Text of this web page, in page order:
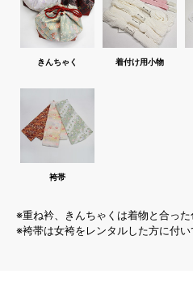
きんちゃく 着付け用小物
袴帯
※重ね衿、きんちゃくは着物と合った
※袴帯は女袴をレンタルした方に付い